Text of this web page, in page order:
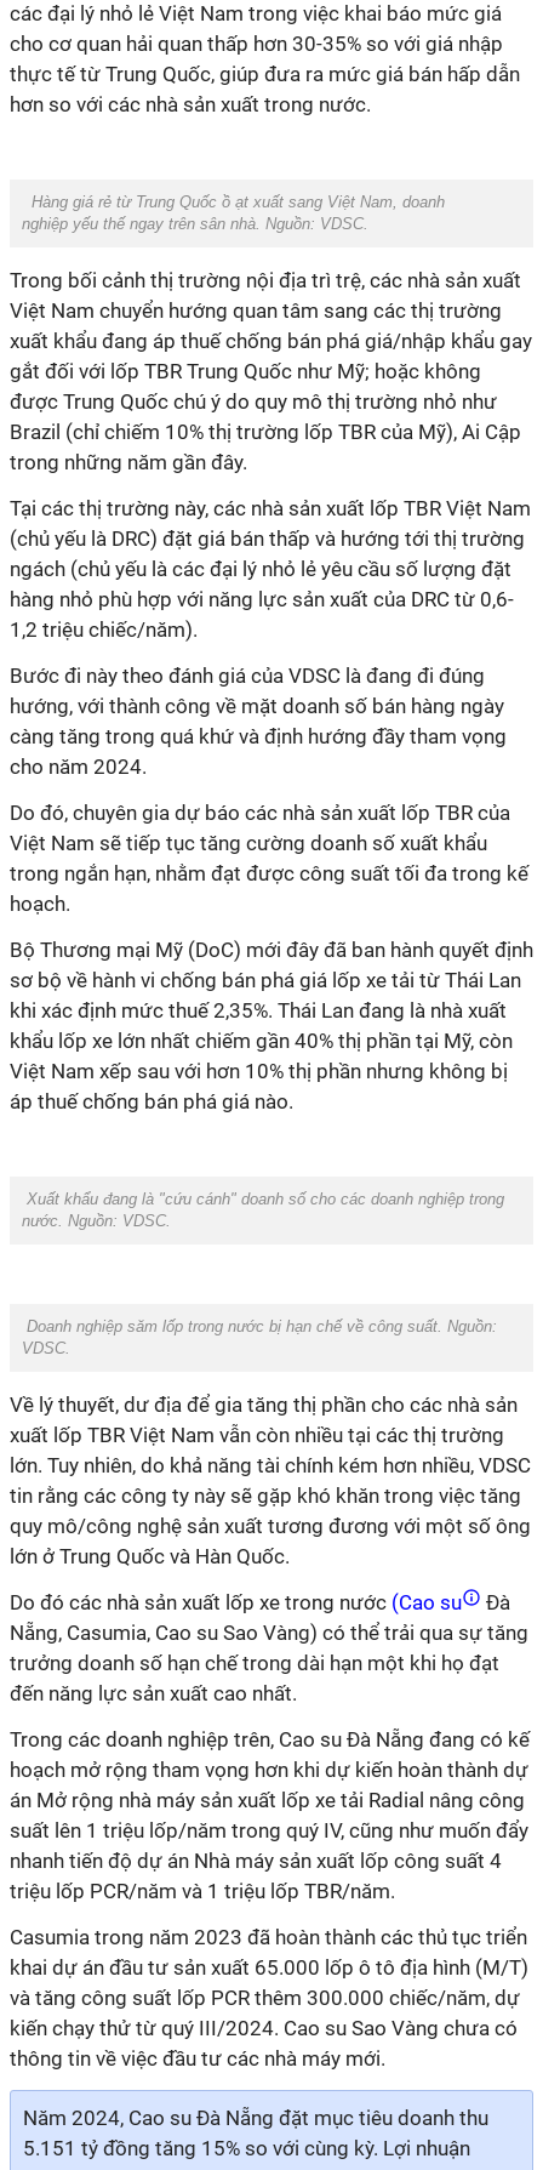
các đại lý nhỏ lẻ Việt Nam trong việc khai báo mức giá
cho cơ quan hải quan thấp hơn 30-35% so với giá nhập
thực tế từ Trung Quốc, giúp đưa ra mức giá bán hấp dẫn
hơn so với các nhà sản xuất trong nước.
Hàng giá rẻ từ Trung Quốc ồ ạt xuất sang Việt Nam, doanh
nghiệp yếu thế ngay trên sân nhà. Nguồn: VDSC.
Trong bối cảnh thị trường nội địa trì trệ, các nhà sản xuất
Việt Nam chuyển hướng quan tâm sang các thị trường
xuất khẩu đang áp thuế chống bán phá giá/nhập khẩu gay
gắt đối với lốp TBR Trung Quốc như Mỹ; hoặc không
được Trung Quốc chú ý do quy mô thị trường nhỏ như
Brazil (chỉ chiếm 10% thị trường lốp TBR của Mỹ), Ai Cập
trong những năm gần đây.
Tại các thị trường này, các nhà sản xuất lốp TBR Việt Nam
(chủ yếu là DRC) đặt giá bán thấp và hướng tới thị trường
ngách (chủ yếu là các đại lý nhỏ lẻ yêu cầu số lượng đặt
hàng nhỏ phù hợp với năng lực sản xuất của DRC từ 0,6-
1,2 triệu chiếc/năm).
Bước đi này theo đánh giá của VDSC là đang đi đúng
hướng, với thành công về mặt doanh số bán hàng ngày
càng tăng trong quá khứ và định hướng đầy tham vọng
cho năm 2024.
Do đó, chuyên gia dự báo các nhà sản xuất lốp TBR của
Việt Nam ​​sẽ tiếp tục tăng cường doanh số xuất khẩu
trong ngắn hạn, nhằm đạt được công suất tối đa trong kế
hoạch.
Bộ Thương mại Mỹ (DoC) mới đây đã ban hành quyết định
sơ bộ về hành vi chống bán phá giá lốp xe tải từ Thái Lan
khi xác định mức thuế 2,35%. Thái Lan đang là nhà xuất
khẩu lốp xe lớn nhất chiếm gần 40% thị phần tại Mỹ, còn
Việt Nam xếp sau với hơn 10% thị phần nhưng không bị
áp thuế chống bán phá giá nào.
Xuất khẩu đang là "cứu cánh" doanh số cho các doanh nghiệp trong
nước. Nguồn: VDSC.
Doanh nghiệp săm lốp trong nước bị hạn chế về công suất. Nguồn:
VDSC.
Về lý thuyết, dư địa để gia tăng thị phần cho các nhà sản
xuất lốp TBR Việt Nam vẫn còn nhiều tại các thị trường
lớn. Tuy nhiên, do khả năng tài chính kém hơn nhiều, VDSC
tin rằng các công ty này sẽ gặp khó khăn trong việc tăng
quy mô/công nghệ sản xuất tương đương với một số ông
lớn ở Trung Quốc và Hàn Quốc.
Do đó các nhà sản xuất lốp xe trong nước (Cao su
Đà
Nẵng, Casumia, Cao su Sao Vàng) có thể trải qua sự tăng
trưởng doanh số hạn chế trong dài hạn một khi họ đạt
đến năng lực sản xuất cao nhất.
Trong các doanh nghiệp trên, Cao su Đà Nẵng đang có kế
hoạch mở rộng tham vọng hơn khi dự kiến hoàn thành dự
án Mở rộng nhà máy sản xuất lốp xe tải Radial nâng công
suất lên 1 triệu lốp/năm trong quý IV, cũng như muốn đẩy
nhanh tiến độ dự án Nhà máy sản xuất lốp công suất 4
triệu lốp PCR/năm và 1 triệu lốp TBR/năm.
Casumia trong năm 2023 đã hoàn thành các thủ tục triển
khai dự án đầu tư sản xuất 65.000 lốp ô tô địa hình (M/T)
và tăng công suất lốp PCR thêm 300.000 chiếc/năm, dự
kiến chạy thử từ quý III/2024. Cao su Sao Vàng chưa có
thông tin về việc đầu tư các nhà máy mới.
Năm 2024, Cao su Đà Nẵng đặt mục tiêu doanh thu
5.151 tỷ đồng tăng 15% so với cùng kỳ. Lợi nhuận